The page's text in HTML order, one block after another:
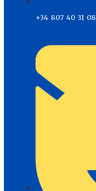
+34 807 40 31 08